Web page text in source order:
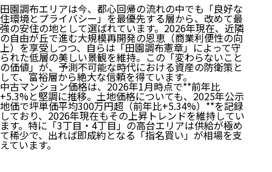
田園調布エリアは今、都心回帰の流れの中でも「良好な
住環境とプライバシー」を最優先する層から、改めて最
強の安住の地として選ばれています。2026年現在、近隣
の自由が丘で進む大規模再開発の恩恵（商業利便性の向
上）を享受しつつ、自らは「田園調布憲章」によって守
られた低層の美しい景観を維持。この「変わらないこと
の価値」が、予測不可能な時代における資産の防衛策と
して、富裕層から絶大な信頼を得ています。
中古マンション価格は、2026年1月時点で**前年比
+5.3%と堅調に推移。土地価格についても、2025年公示
地価で坪単価平均300万円超（前年比+5.34%）**を記録
しており、2026年現在もその上昇トレンドを維持してい
ます。特に「3丁目・4丁目」の高台エリアは供給が極め
て稀少で、出れば即成約となる「指名買い」が相場を支
えています。